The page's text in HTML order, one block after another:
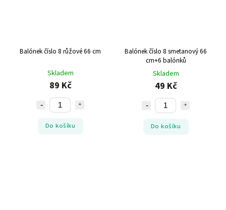
Balónek číslo 8 růžové 66 cm
Skladem
89 Kč
Do košíku
Balónek číslo 8 smetanový 66
cm+6 balónků
Skladem
49 Kč
Do košíku